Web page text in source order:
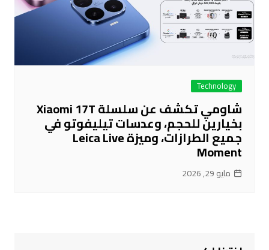
Technology
شاومي تكشف عن سلسلة Xiaomi 17T
بخيارين للحجم، وعدسات تيليفوتو في
جميع الطرازات، وميزة Leica Live
Moment
مايو 29, 2026